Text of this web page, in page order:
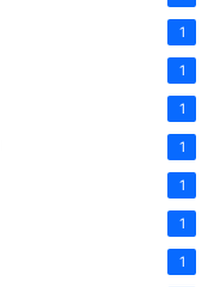
1
1
1
1
1
1
1